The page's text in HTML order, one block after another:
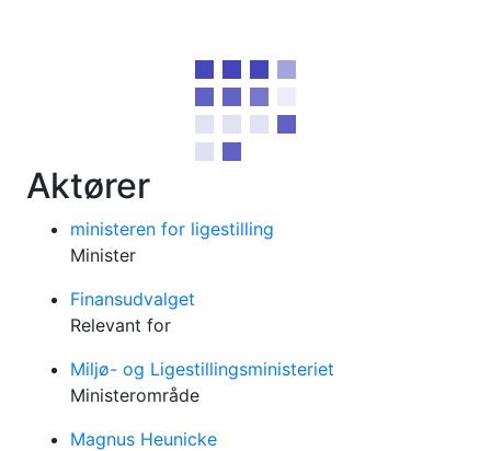
Aktører
ministeren for ligestilling
Minister
Finansudvalget
Relevant for
Miljø- og Ligestillingsministeriet
Ministerområde
Magnus Heunicke